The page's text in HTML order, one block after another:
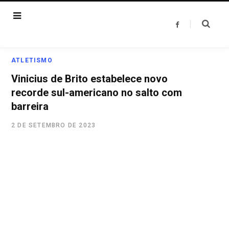
F
ATLETISMO
Vinicius de Brito estabelece novo
recorde sul-americano no salto com
barreira
2 DE SETEMBRO DE 2023